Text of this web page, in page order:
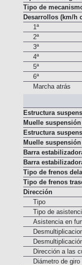
Tipo de Embrague
Tipo de
Desarrollos (km/h
1ª
2ª
3ª
4ª
5ª
6ª
Estructura
Muelle
Estructura
Muelle suspensión
Barra
Barra
Tipo de frenos
Tipo de frenos
Dirección
Tipo
Tipo de
Asistencia en
Dirección a las